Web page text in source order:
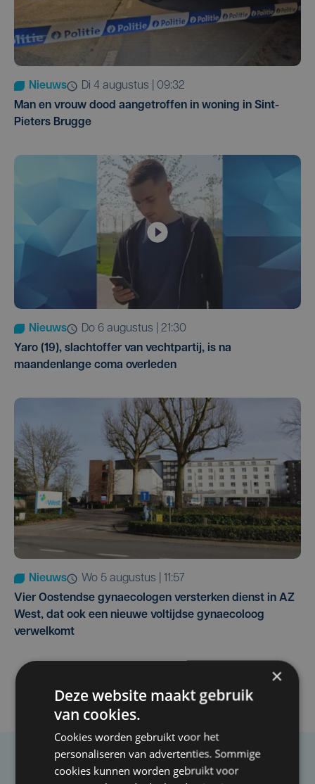
Nieuws
di 4 augustus | 09:32
Man en vrouw dood aangetroffen in woning in Sint-
Pieters Brugge
Nieuws
do 6 augustus | 21:30
Yaro (19), slachtoffer van vechtpartij, is na
maandenlange coma overleden
Nieuws
wo 5 augustus | 11:57
Vier Oostendse gynaecologen versterken dienst in AZ
West, dat ook een nieuwe voltijdse gynaecoloog
verwelkomt
Taalfout opgemerkt?
×
Deze website maakt gebruik
van cookies.
Cookies worden gebruikt voor het
personaliseren van advertenties. Sommige
cookies kunnen worden gebruikt voor